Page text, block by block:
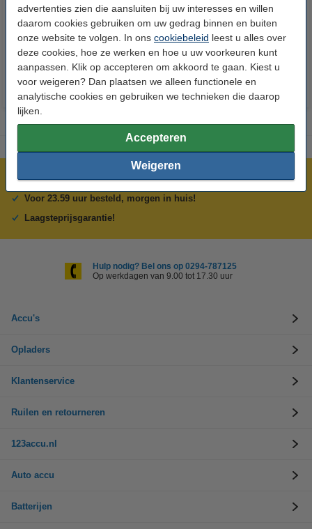
advertenties zien die aansluiten bij uw interesses en willen
daarom cookies gebruiken om uw gedrag binnen en buiten
onze website te volgen. In ons cookiebeleid leest u alles over
deze cookies, hoe ze werken en hoe u uw voorkeuren kunt
aanpassen. Klik op accepteren om akkoord te gaan. Kiest u
voor weigeren? Dan plaatsen we alleen functionele en
analytische cookies en gebruiken we technieken die daarop
lijken.
Accepteren
Weigeren
MN2400 / LR03 alkaline batterij
24 stuks
€ 14,50 € 13,05 Inclusief 21%
BTW
knoopcellen multipack
€ 5,95 € 5,36 Inclusief 21% BTW
Meer dan 5 miljoen klanten!
Voor 23.59 uur besteld, morgen in huis!
Laagsteprijsgarantie!
Hulp nodig? Bel ons op 0294-787125
Op werkdagen van 9.00 tot 17.30 uur
Accu's
Opladers
Klantenservice
Ruilen en retourneren
123accu.nl
Auto accu
Batterijen